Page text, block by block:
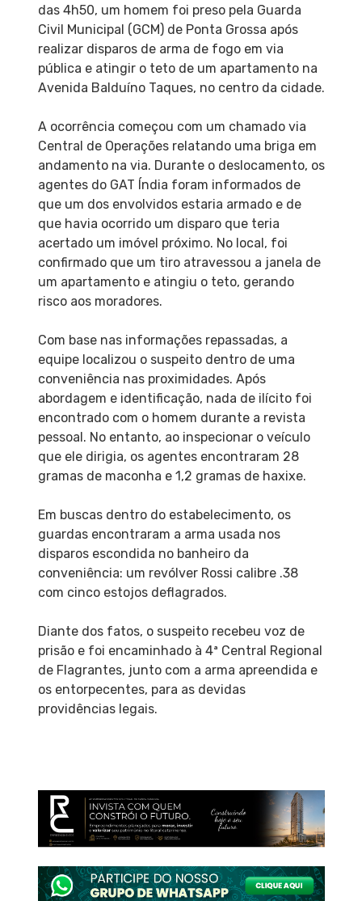
das 4h50, um homem foi preso pela Guarda
Civil Municipal (GCM) de Ponta Grossa após
realizar disparos de arma de fogo em via
pública e atingir o teto de um apartamento na
Avenida Balduíno Taques, no centro da cidade.
A ocorrência começou com um chamado via
Central de Operações relatando uma briga em
andamento na via. Durante o deslocamento, os
agentes do GAT Índia foram informados de
que um dos envolvidos estaria armado e de
que havia ocorrido um disparo que teria
acertado um imóvel próximo. No local, foi
confirmado que um tiro atravessou a janela de
um apartamento e atingiu o teto, gerando
risco aos moradores.
Com base nas informações repassadas, a
equipe localizou o suspeito dentro de uma
conveniência nas proximidades. Após
abordagem e identificação, nada de ilícito foi
encontrado com o homem durante a revista
pessoal. No entanto, ao inspecionar o veículo
que ele dirigia, os agentes encontraram 28
gramas de maconha e 1,2 gramas de haxixe.
Em buscas dentro do estabelecimento, os
guardas encontraram a arma usada nos
disparos escondida no banheiro da
conveniência: um revólver Rossi calibre .38
com cinco estojos deflagrados.
Diante dos fatos, o suspeito recebeu voz de
prisão e foi encaminhado à 4ª Central Regional
de Flagrantes, junto com a arma apreendida e
os entorpecentes, para as devidas
providências legais.